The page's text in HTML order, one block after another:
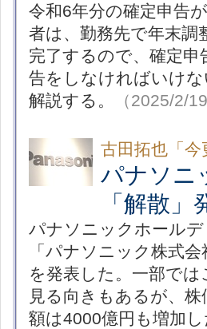
令和6年分の確定申告
者は、勤務先で年末調
完了するので、確定
告をしなければいけ
解説する。
（2025/2/19
古田拓也「
パナソ
「解散
パナソニックホール
「パナソニック株式
を発表した。一部で
見る向きもあるが、
額は4000億円も増加